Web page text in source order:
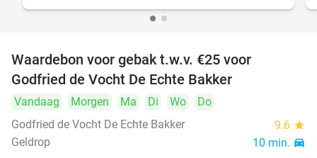
Waardebon voor gebak t.w.v. €25 voor
Godfried de Vocht De Echte Bakker
Vandaag Morgen Ma Di Wo
Do
Godfried de Vocht De Echte Bakker
9.6 star
Geldrop 10 min. directions_car